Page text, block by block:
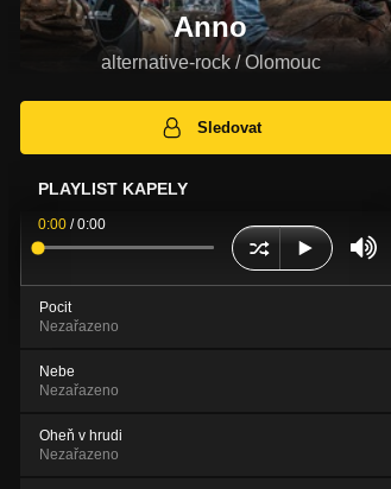
Anno
alternative-rock / Olomouc
Sledovat
PLAYLIST KAPELY
0:00 /0:00
Pocit
Nezařazeno
Nebe
Nezařazeno
Oheň v hrudi
Nezařazeno